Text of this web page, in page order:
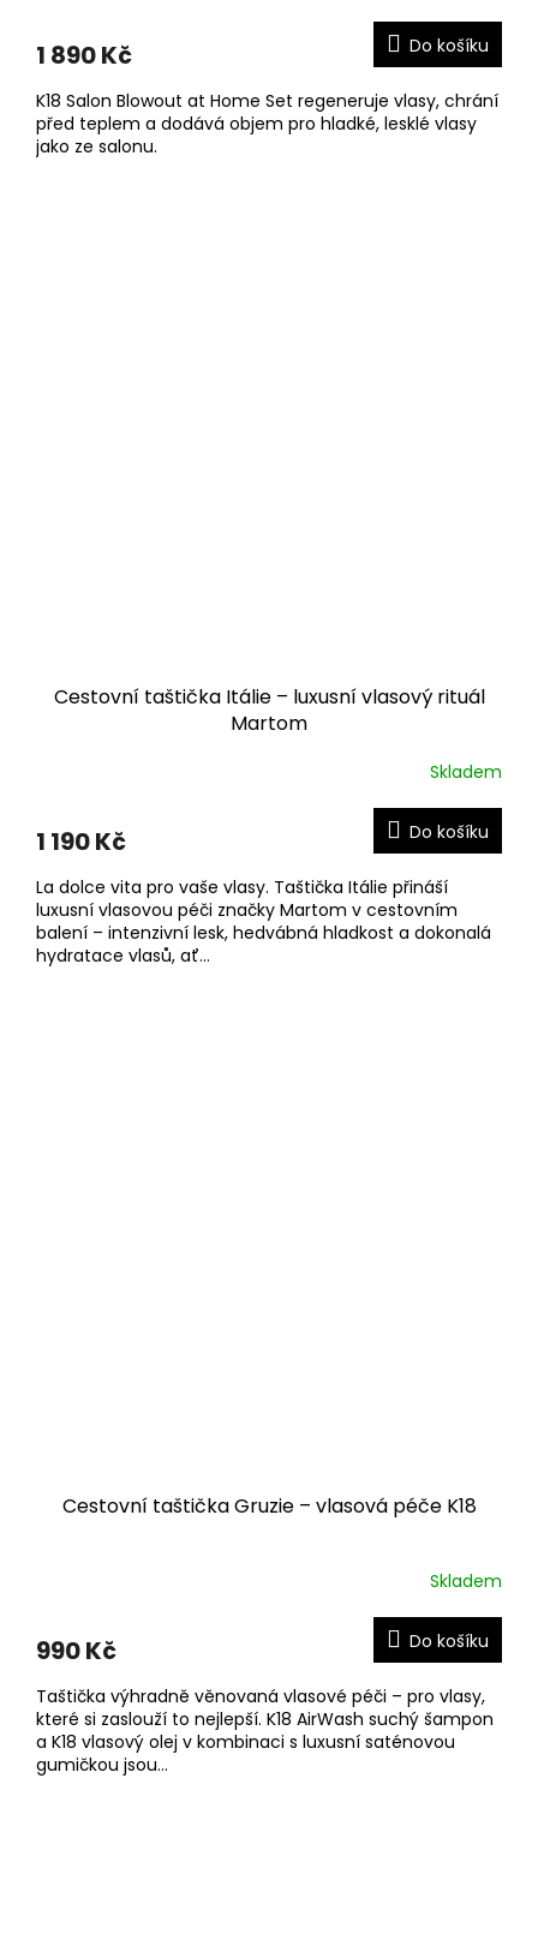
1 890 Kč Do košíku
K18 Salon Blowout at Home Set regeneruje vlasy, chrání
před teplem a dodává objem pro hladké, lesklé vlasy
jako ze salonu.
Cestovní taštička Itálie – luxusní vlasový rituál
Martom
Skladem
1 190 Kč Do košíku
La dolce vita pro vaše vlasy. Taštička Itálie přináší
luxusní vlasovou péči značky Martom v cestovním
balení – intenzivní lesk, hedvábná hladkost a dokonalá
hydratace vlasů, ať...
Cestovní taštička Gruzie – vlasová péče K18
Skladem
990 Kč Do košíku
Taštička výhradně věnovaná vlasové péči – pro vlasy,
které si zaslouží to nejlepší. K18 AirWash suchý šampon
a K18 vlasový olej v kombinaci s luxusní saténovou
gumičkou jsou...